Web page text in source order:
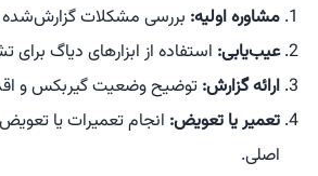
مشاوره اولیه: بررسی مشکلات
عیب‌یابی: استفاده از ابزارهای دیاگ
ارائه گزارش: توضیح وضعیت گیربکس و
تعمیر یا تعویض: انجام تعمیرات یا
اصلی.